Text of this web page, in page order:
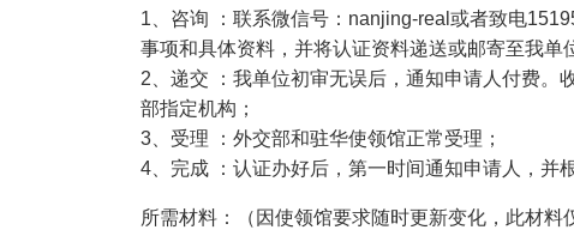
1 、咨询 ：联系微信号： nanjing-real 或者致电
事项和具体资料，并将认证资料递送或邮寄至我单
2 、递交
：我单位初审无误后，通知申请人付费
部指定机构；
3 、受理
：外交部和驻华使领馆正常受理；
4 、完成 ：认证办好后，第一时间通知申请人，并
所需材料：（因使领馆要求随时更新变化，此材料